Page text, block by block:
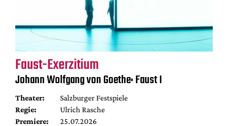
Faust-Exerzitium
Johann Wolfgang von Goethe: Faust I
Theater:
Salzburger Festspiele
Regie:
Ulrich Rasche
Premiere:
25.07.2026